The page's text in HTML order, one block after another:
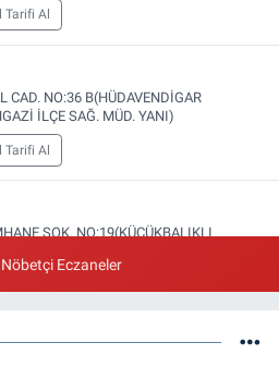
Tarifi Al
CAD. NO:36 B(HÜDAVENDİGAR
İLÇE SAĞ. MÜD. YANI)
Tarifi Al
SOK. NO:19(KÜÇÜKBALIKLI
Eczaneler